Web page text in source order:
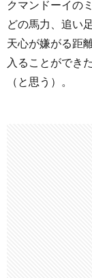
クマンドーイの
どの馬力、追い
天心が嫌がる距
入ることができ
（と思う）。